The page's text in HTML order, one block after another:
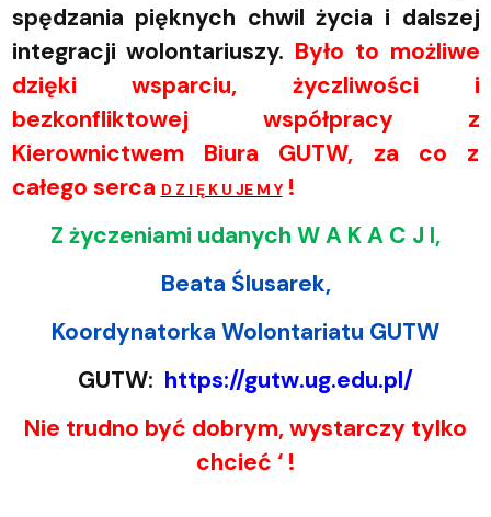
spędzania pięknych chwil życia i dalszej
integracji wolontariuszy. Było to możliwe
dzięki wsparciu, życzliwości i
bezkonfliktowej współpracy z
Kierownictwem Biura GUTW, za co z
całego serca D Z I Ę K U JE M Y!
Z życzeniami udanych W A K A C J I,
Beata Ślusarek,
Koordynatorka Wolontariatu GUTW
GUTW: https://gutw.ug.edu.pl/
Nie trudno być dobrym, wystarczy tylko
chcieć ‘ !